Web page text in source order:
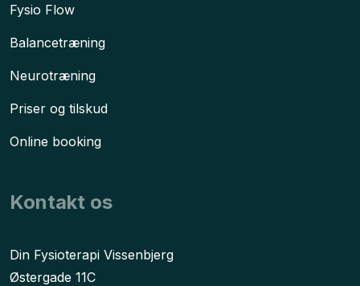
Fysio Flow
Balancetræning
Neurotræning
Priser og tilskud
Online booking
Kontakt os
​Din Fysioterapi Vissenbjerg
Østergade 11C